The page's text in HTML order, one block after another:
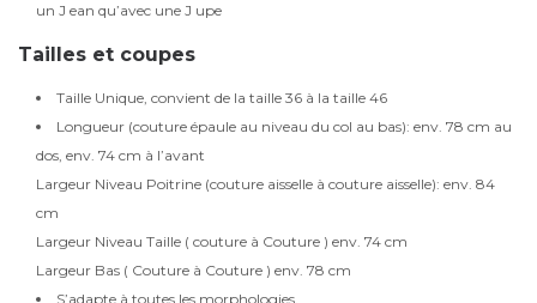
un J ean qu’avec une J upe
Tailles et coupes
Taille Unique, convient de la taille 36 à la taille 46
Longueur (couture épaule au niveau du col au bas): env. 78 cm au
dos, env. 74 cm à l’avant
Largeur Niveau Poitrine (couture aisselle à couture aisselle): env. 84
cm
Largeur Niveau Taille ( couture à Couture ) env. 74 cm
Largeur Bas ( Couture à Couture ) env. 78 cm
S’adapte à toutes les morphologies.